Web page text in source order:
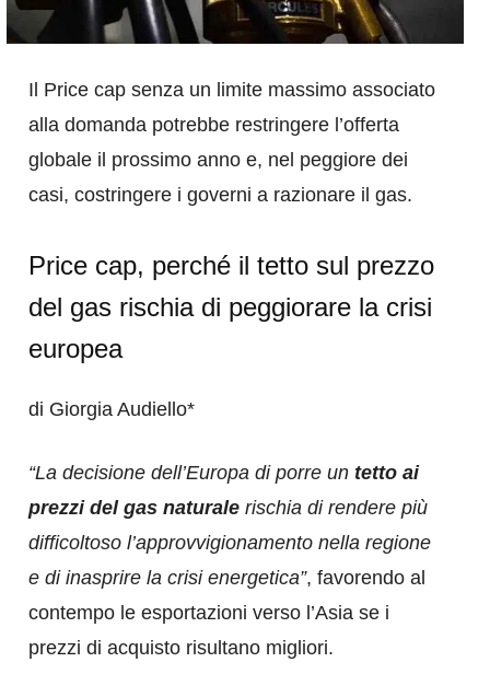
Il Price cap senza un limite massimo associato
alla domanda potrebbe restringere l’offerta
globale il prossimo anno e, nel peggiore dei
casi, costringere i governi a razionare il gas.
Price cap, perché il tetto sul prezzo
del gas rischia di peggiorare la crisi
europea
di Giorgia Audiello*
“La decisione dell’Europa di porre un tetto ai
prezzi del gas naturale rischia di rendere più
difficoltoso l’approvvigionamento nella regione
e di inasprire la crisi energetica”, favorendo al
contempo le esportazioni verso l’Asia se i
prezzi di acquisto risultano migliori.